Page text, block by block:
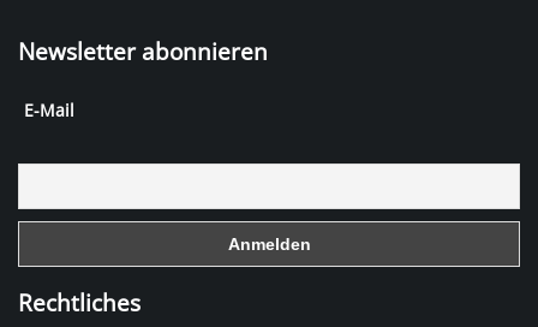
c
o
o
Newsletter abonnieren
E-Mail
Rechtliches